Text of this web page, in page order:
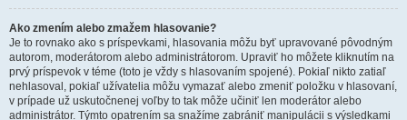
Ako zmením alebo zmažem hlasovanie?
Je to rovnako ako s príspevkami, hlasovania môžu byť upravované pôvodným
autorom, moderátorom alebo administrátorom. Upraviť ho môžete kliknutím na
prvý príspevok v téme (toto je vždy s hlasovaním spojené). Pokiaľ nikto zatiaľ
nehlasoval, pokiaľ užívatelia môžu vymazať alebo zmeniť položku v hlasovaní,
v prípade už uskutočnenej voľby to tak môže učiniť len moderátor alebo
administrátor. Týmto opatrením sa snažíme zabrániť manipulácii s výsledkami